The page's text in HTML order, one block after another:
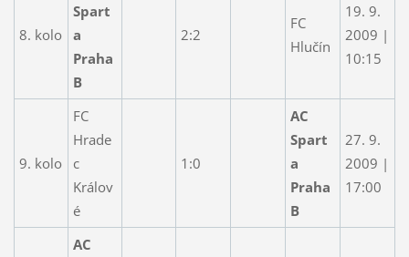
8. kolo
Spart
a
Praha
B
2:2
FC
Hlučín
19. 9.
2009 |
10:15
9. kolo
FC
Hrade
c
Králov
é
1:0
AC
Spart
a
Praha
B
27. 9.
2009 |
17:00
AC